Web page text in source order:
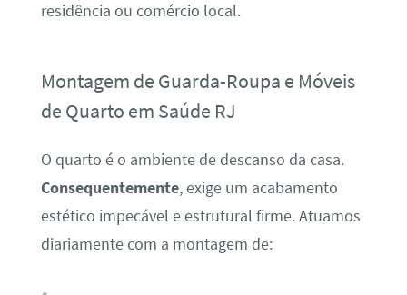
residência ou comércio local.
Montagem de Guarda-Roupa e Móveis
de Quarto em Saúde RJ
O quarto é o ambiente de descanso da casa.
Consequentemente, exige um acabamento
estético impecável e estrutural firme. Atuamos
diariamente com a montagem de: